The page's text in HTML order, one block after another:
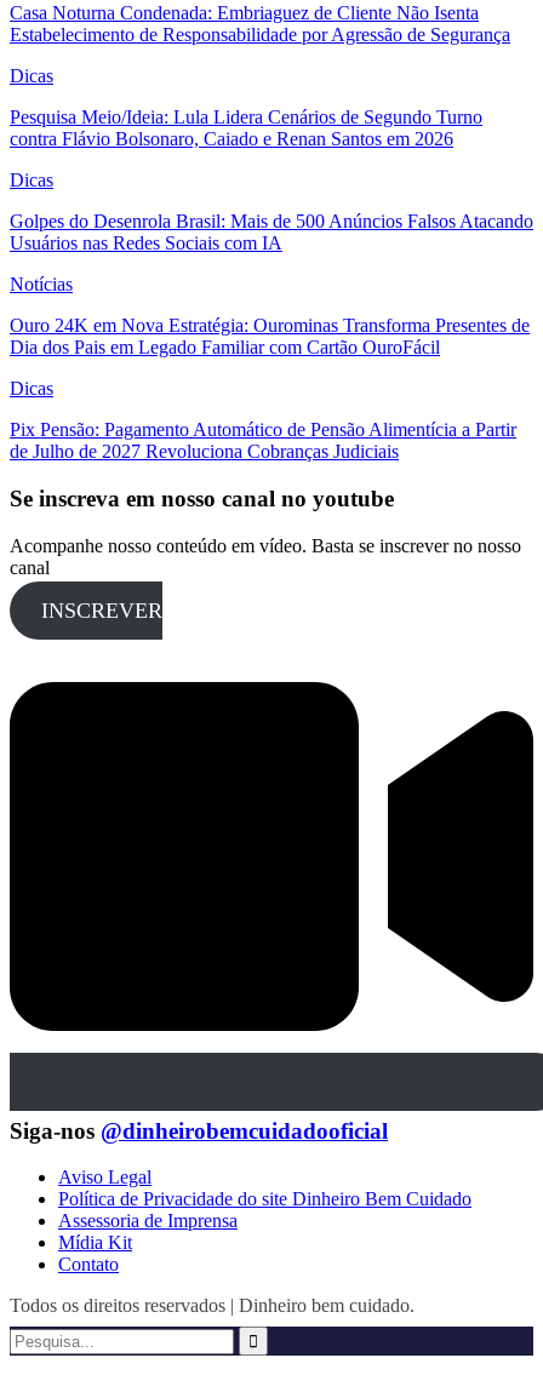
Casa Noturna Condenada: Embriaguez de Cliente Não Isenta
Estabelecimento de Responsabilidade por Agressão de Segurança
Dicas
Pesquisa Meio/Ideia: Lula Lidera Cenários de Segundo Turno
contra Flávio Bolsonaro, Caiado e Renan Santos em 2026
Dicas
Golpes do Desenrola Brasil: Mais de 500 Anúncios Falsos Atacando
Usuários nas Redes Sociais com IA
Notícias
Ouro 24K em Nova Estratégia: Ourominas Transforma Presentes de
Dia dos Pais em Legado Familiar com Cartão OuroFácil
Dicas
Pix Pensão: Pagamento Automático de Pensão Alimentícia a Partir
de Julho de 2027 Revoluciona Cobranças Judiciais
Se inscreva em nosso canal no youtube
Acompanhe nosso conteúdo em vídeo. Basta se inscrever no nosso
canal
INSCREVER
Siga-nos @dinheirobemcuidadooficial
Aviso Legal
Política de Privacidade do site Dinheiro Bem Cuidado
Assessoria de Imprensa
Mídia Kit
Contato
Todos os direitos reservados | Dinheiro bem cuidado.